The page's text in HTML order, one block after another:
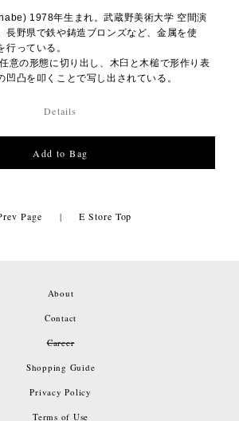
1978年生まれ。武蔵野美術大学 空間演
長野県で鉄や鋳造ブロンズなど、金属を使
行っている。
意の形態に切り出し、木臼と木槌で形作り表
凹凸を叩くことで写し出されている。
Details
Page | E Store Top
About
Contact
Career
Shopping Guide
Privacy Policy
Terms of Use